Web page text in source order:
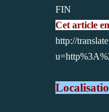
FIN
Cet article
http://